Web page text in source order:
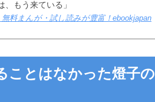
もう来ている」
料まんが・試し読みが豊富！ebookjapan
ことはなかった燈子の